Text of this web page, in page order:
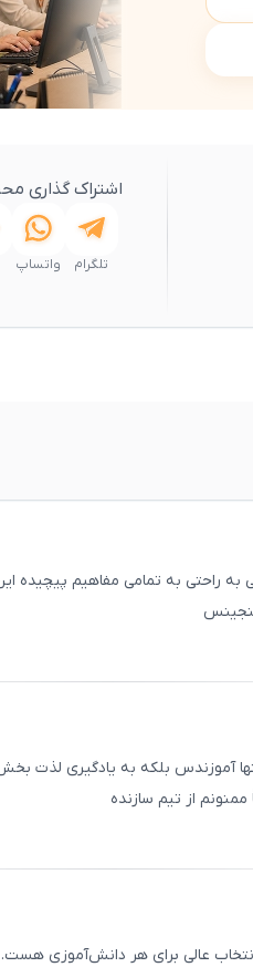
اشتراک گذاری
تلگرام واتساپ
به راحتی به تمامی مفاهیم
آموزندس بلکه به یادگیری لذت
از تیم سازنده
عالی برای هر دانش‌آموزی